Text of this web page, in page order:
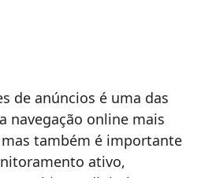
de anúncios é uma das
navegação online mais
também é importante
ativo,